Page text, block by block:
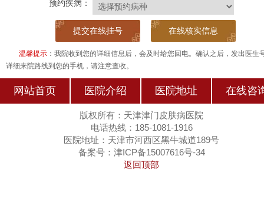
预约疾病：
在线核实信息
温馨提示：我院收到您的详细信息后，会及时给您回电。确认之后，发出医生
详细来院路线到您的手机，请注意查收。
网站首页 医院介绍 医院地址 在线咨
版权所有：天津津门皮肤病医院
电话热线：185-1081-1916
医院地址：天津市河西区黑牛城道189号
备案号：津ICP备15007616号-34
返回顶部